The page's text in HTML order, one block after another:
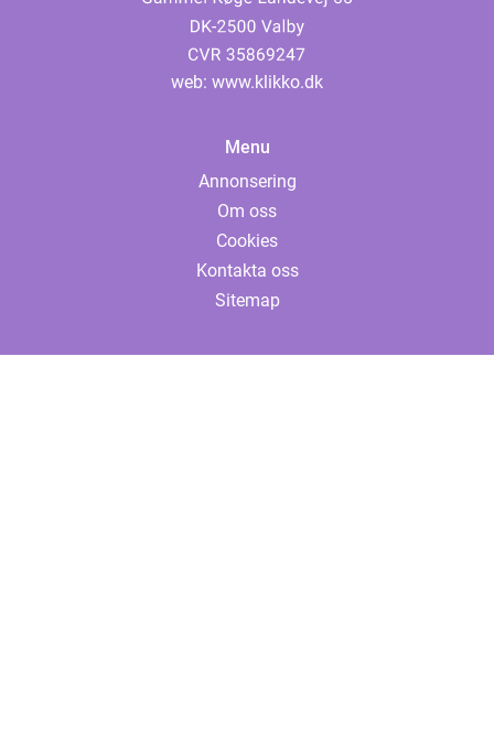
web: www.klikko.dk
Menu
Annonsering
Om oss
Cookies
Kontakta oss
Sitemap